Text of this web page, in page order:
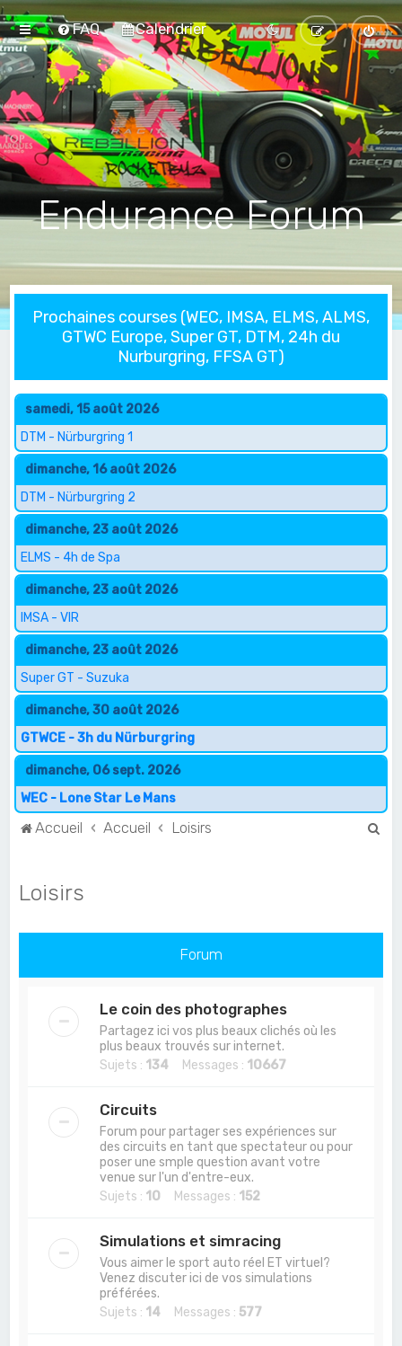
FAQ Calendrier
Endurance Forum
Prochaines courses (WEC, IMSA, ELMS, ALMS,
GTWC Europe, Super GT, DTM, 24h du
Nurburgring, FFSA GT)
samedi, 15 août 2026
DTM - Nürburgring 1
dimanche, 16 août 2026
DTM - Nürburgring 2
dimanche, 23 août 2026
ELMS - 4h de Spa
dimanche, 23 août 2026
IMSA - VIR
dimanche, 23 août 2026
Super GT - Suzuka
dimanche, 30 août 2026
GTWCE - 3h du Nürburgring
dimanche, 06 sept. 2026
WEC - Lone Star Le Mans
Accueil Accueil Loisirs
c
Loisirs
Forum
Le coin des photographes
Partagez ici vos plus beaux clichés où les
plus beaux trouvés sur internet.
Sujets : 134 Messages : 10667
Circuits
Forum pour partager ses expériences sur
des circuits en tant que spectateur ou pour
poser une smple question avant votre
venue sur l'un d'entre-eux.
Sujets : 10 Messages : 152
Simulations et simracing
Vous aimer le sport auto réel ET virtuel?
Venez discuter ici de vos simulations
préférées.
Sujets : 14 Messages : 577